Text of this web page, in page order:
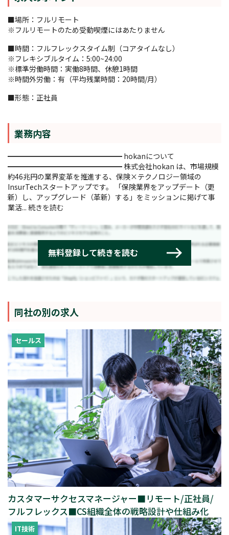
■場所：フルリモート
※フルリモートのため受動喫煙にはあたりません
■時間：フルフレックスタイム制（コアタイムなし）
※フレキシブルタイム：5:00~24:00
※標準労働時間：実働8時間、休憩1時間
※時間外労働：有（平均残業時間：20時間/月）
■形態：正社員
業務内容
━━━━━━━━━━━━━━━━ hokanについて
━━━━━━━━━━━━━━━━ 株式会社hokan は、市場規模
約46兆円の業界変革を推進する、保険×テクノロジー領域の
InsurTechスタートアップです。 「保険業界をアップデート（更
新）し、アップグレード（革新）する」をミッションに掲げて事
業活... 続きを読む
同社の別の求人
セールス
カスタマーサクセスマネージャー■リモート/正社員/
フルフレックス■CS組織全体の戦略設計や仕組み化
IT技術